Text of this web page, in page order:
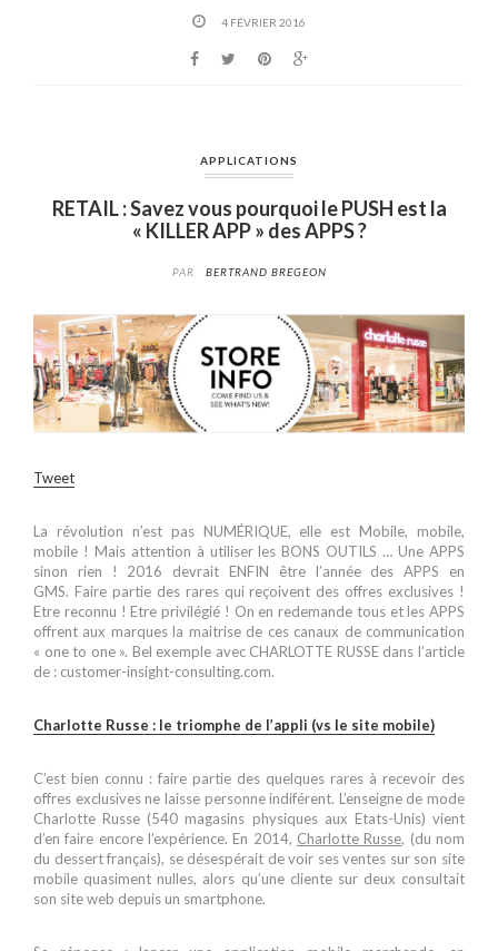
4 FÉVRIER 2016
APPLICATIONS
RETAIL : Savez vous pourquoi le PUSH est la
« KILLER APP » des APPS ?
PAR BERTRAND BREGEON
Tweet
La révolution n’est pas NUMÉRIQUE, elle est Mobile, mobile,
mobile ! Mais attention à utiliser les BONS OUTILS … Une APPS
sinon rien ! 2016 devrait ENFIN être l’année des APPS en
GMS. Faire partie des rares qui reçoivent des offres exclusives !
Etre reconnu ! Etre privilégié ! On en redemande tous et les APPS
offrent aux marques la maitrise de ces canaux de communication
« one to one ». Bel exemple avec CHARLOTTE RUSSE dans l’article
de : customer-insight-consulting.com.
Charlotte Russe : le triomphe de l’appli (vs le site mobile)
C’est bien connu : faire partie des quelques rares à recevoir des
offres exclusives ne laisse personne indiférent. L’enseigne de mode
Charlotte Russe (540 magasins physiques aux Etats-Unis) vient
d’en faire encore l’expérience. En 2014, Charlotte Russe, (du nom
du dessert français), se désespérait de voir ses ventes sur son site
mobile quasiment nulles, alors qu’une cliente sur deux consultait
son site web depuis un smartphone.